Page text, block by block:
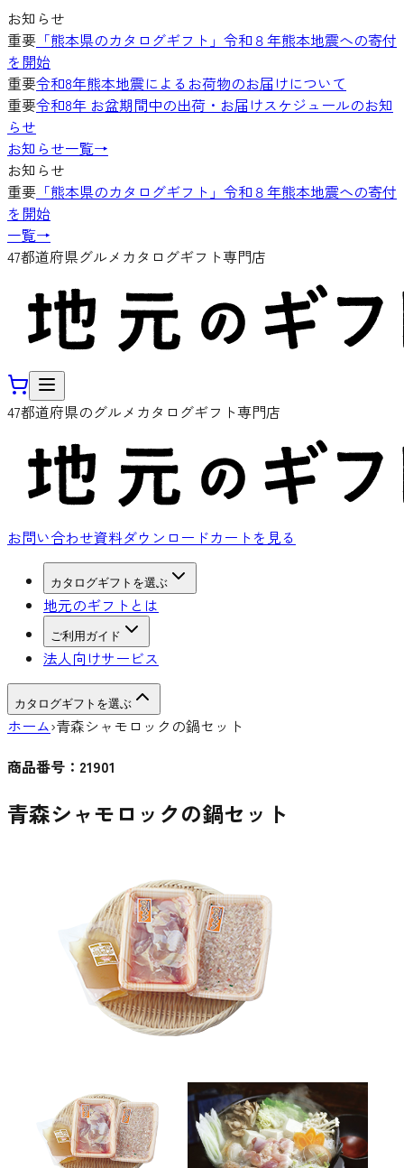
お知らせ
重要 「熊本県のカタログギフト」令和８年熊本地震への寄付
を開始
重要令和8年熊本地震によるお荷物のお届けについて
重要令和8年 お盆期間中の出荷・お届けスケジュールのお知
らせ
お知らせ一覧→
お知らせ
重要 「熊本県のカタログギフト」令和８年熊本地震への寄付
を開始
一覧→
47都道府県グルメカタログギフト専門店
47都道府県のグルメカタログギフト専門店
お問い合わせ資料ダウンロードカートを見る
カタログギフトを選ぶ
地元のギフトとは
ご利用ガイド
法人向けサービス
カタログギフトを選ぶ
ホーム›青森シャモロックの鍋セット
商品番号： 21901
青森シャモロックの鍋セット